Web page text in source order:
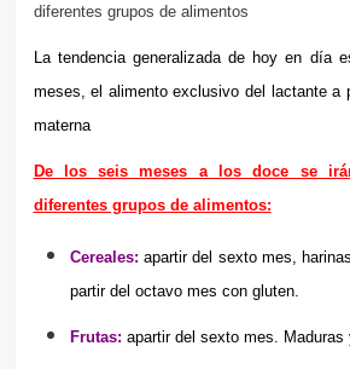
diferentes grupos de alimentos
La tendencia generalizada de hoy en día
meses, el alimento exclusivo del lactante a
materna
De los seis meses a los doce se
diferentes grupos de alimentos:
Cereales: apartir del sexto mes,
partir del octavo mes con gluten.
Frutas: apartir del sexto mes. Maduras